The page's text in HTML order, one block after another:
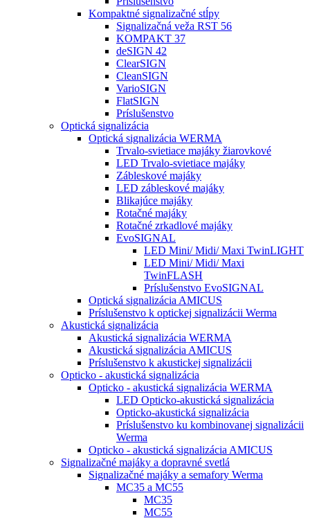
Kompaktné signalizačné stĺpy
Signalizačná veža RST 56
KOMPAKT 37
deSIGN 42
ClearSIGN
CleanSIGN
VarioSIGN
FlatSIGN
Príslušenstvo
Optická signalizácia
Optická signalizácia WERMA
Trvalo-svietiace majáky žiarovkové
LED Trvalo-svietiace majáky
Zábleskové majáky
LED zábleskové majáky
Blikajúce majáky
Rotačné majáky
Rotačné zrkadlové majáky
EvoSIGNAL
LED Mini/ Midi/ Maxi TwinLIGHT
LED Mini/ Midi/ Maxi
TwinFLASH
Príslušenstvo EvoSIGNAL
Optická signalizácia AMICUS
Príslušenstvo k optickej signalizácii Werma
Akustická signalizácia
Akustická signalizácia WERMA
Akustická signalizácia AMICUS
Príslušenstvo k akustickej signalizácii
Opticko - akustická signalizácia
Opticko - akustická signalizácia WERMA
LED Opticko-akustická signalizácia
Opticko-akustická signalizácia
Príslušenstvo ku kombinovanej signalizácii
Werma
Opticko - akustická signalizácia AMICUS
Signalizačné majáky a dopravné svetlá
Signalizačné majáky a semafory Werma
MC35 a MC55
MC35
MC55